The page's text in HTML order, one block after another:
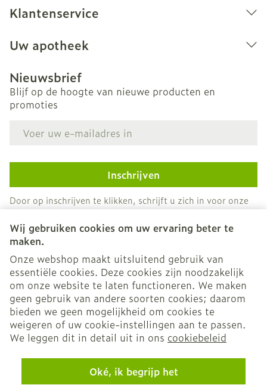
Wij gebruiken cookies om uw ervaring beter te
maken.
Onze webshop maakt uitsluitend gebruik van
essentiële cookies. Deze cookies zijn noodzakelijk
om onze website te laten functioneren. We maken
geen gebruik van andere soorten cookies; daarom
bieden we geen mogelijkheid om cookies te
weigeren of uw cookie-instellingen aan te passen.
We leggen dit in detail uit in ons cookiebeleid
Oké, ik begrijp het
Klantenservice
Uw apotheek
Nieuwsbrief
Blijf op de hoogte van nieuwe producten en
promoties
Inschrijven
Door op inschrijven te klikken, schrijft u zich in voor onze
nieuwsbrief en gaat u akkoord met onzeprivacy policy.
Juridische links